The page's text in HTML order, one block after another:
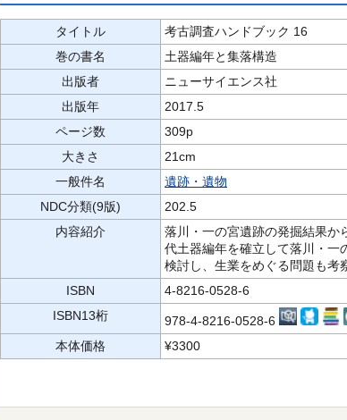
タイトル
考古調査ハンドブック 16
巻の書名
土器編年と集落構造
出版者
ニューサイエンス社
出版年
2017.5
ページ数
309p
大きさ
21cm
一般件名
遺跡・遺物
NDC分類(9版)
202.5
内容紹介
落川・一の宮遺跡の発掘結果か
代土器編年を確立して落川・一
検討し、生業をめぐる問題も考
ISBN
4-8216-0528-6
ISBN13桁
978-4-8216-0528-6
本体価格
¥3300